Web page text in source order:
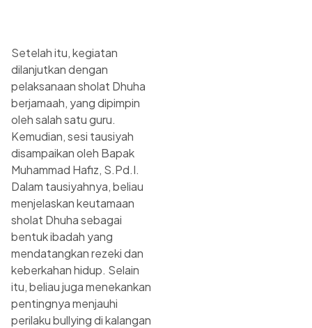
Setelah itu, kegiatan
dilanjutkan dengan
pelaksanaan sholat Dhuha
berjamaah, yang dipimpin
oleh salah satu guru.
Kemudian, sesi tausiyah
disampaikan oleh Bapak
Muhammad Hafiz, S.Pd.I.
Dalam tausiyahnya, beliau
menjelaskan keutamaan
sholat Dhuha sebagai
bentuk ibadah yang
mendatangkan rezeki dan
keberkahan hidup. Selain
itu, beliau juga menekankan
pentingnya menjauhi
perilaku bullying di kalangan